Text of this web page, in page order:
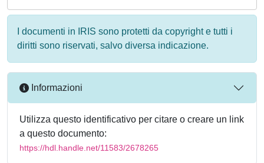
I documenti in IRIS sono protetti da copyright e tutti i
diritti sono riservati, salvo diversa indicazione.
Informazioni
Utilizza questo identificativo per citare o creare un link
a questo documento:
https://hdl.handle.net/11583/2678265